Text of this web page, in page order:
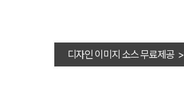
디자인 이미지 소스 무료제공 >